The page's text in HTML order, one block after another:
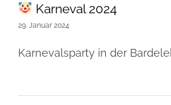
Karneval 2024
29. Januar 2024
Karnevalsparty in der